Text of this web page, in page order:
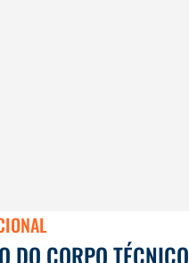
DO CORPO TÉCNICO